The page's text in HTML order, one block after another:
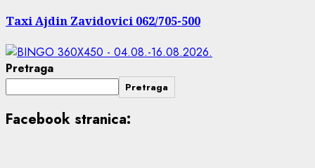
Taxi Ajdin Zavidovici 062/705-500
Pretraga
Pretraga
Facebook stranica: